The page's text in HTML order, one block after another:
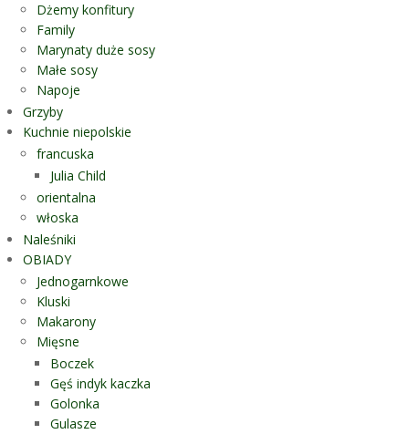
Dżemy konfitury
Family
Marynaty duże sosy
Małe sosy
Napoje
Grzyby
Kuchnie niepolskie
francuska
Julia Child
orientalna
włoska
Naleśniki
OBIADY
Jednogarnkowe
Kluski
Makarony
Mięsne
Boczek
Gęś indyk kaczka
Golonka
Gulasze